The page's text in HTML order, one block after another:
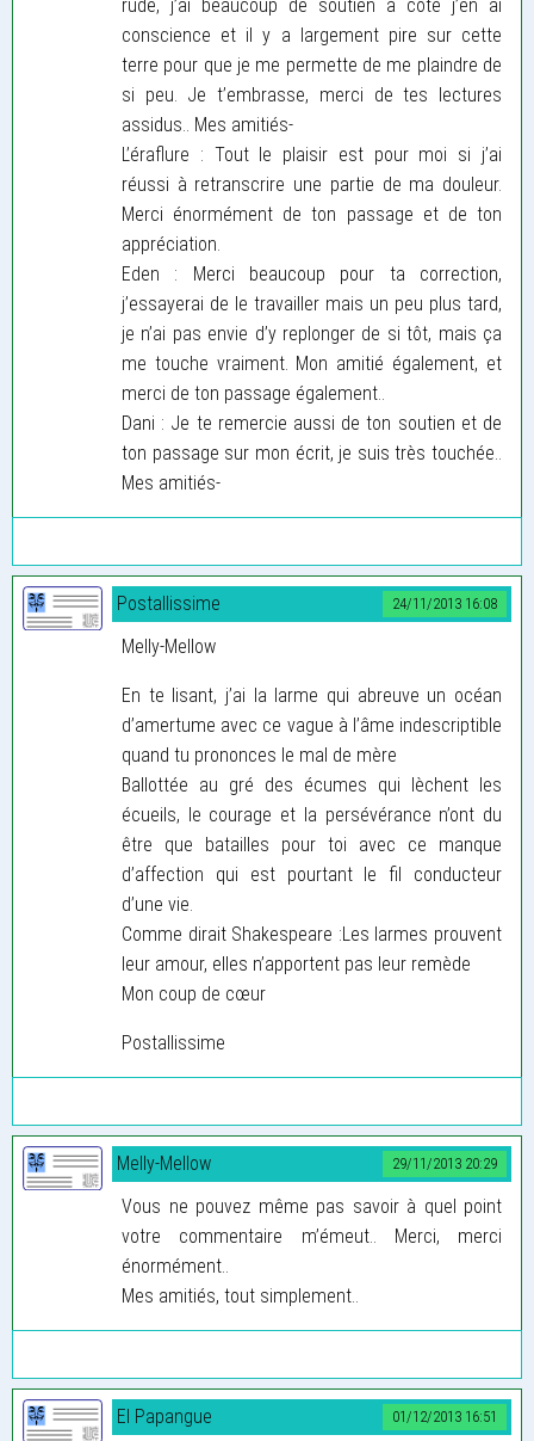
rude, j’ai beaucoup de soutien à côté j’en ai
conscience et il y a largement pire sur cette
terre pour que je me permette de me plaindre de
si peu. Je t’embrasse, merci de tes lectures
assidus.. Mes amitiés-
L’éraflure : Tout le plaisir est pour moi si j’ai
réussi à retranscrire une partie de ma douleur.
Merci énormément de ton passage et de ton
appréciation.
Eden : Merci beaucoup pour ta correction,
j’essayerai de le travailler mais un peu plus tard,
je n’ai pas envie d’y replonger de si tôt, mais ça
me touche vraiment. Mon amitié également, et
merci de ton passage également..
Dani : Je te remercie aussi de ton soutien et de
ton passage sur mon écrit, je suis très touchée..
Mes amitiés-
24/11/2013 16:08
Postallissime
Melly-Mellow
En te lisant, j’ai la larme qui abreuve un océan
d’amertume avec ce vague à l’âme indescriptible
quand tu prononces le mal de mère
Ballottée au gré des écumes qui lèchent les
écueils, le courage et la persévérance n’ont du
être que batailles pour toi avec ce manque
d’affection qui est pourtant le fil conducteur
d’une vie.
Comme dirait Shakespeare :Les larmes prouvent
leur amour, elles n’apportent pas leur remède
Mon coup de cœur
Postallissime
29/11/2013 20:29
Melly-Mellow
Vous ne pouvez même pas savoir à quel point
votre commentaire m’émeut.. Merci, merci
énormément..
Mes amitiés, tout simplement..
01/12/2013 16:51
El Papangue